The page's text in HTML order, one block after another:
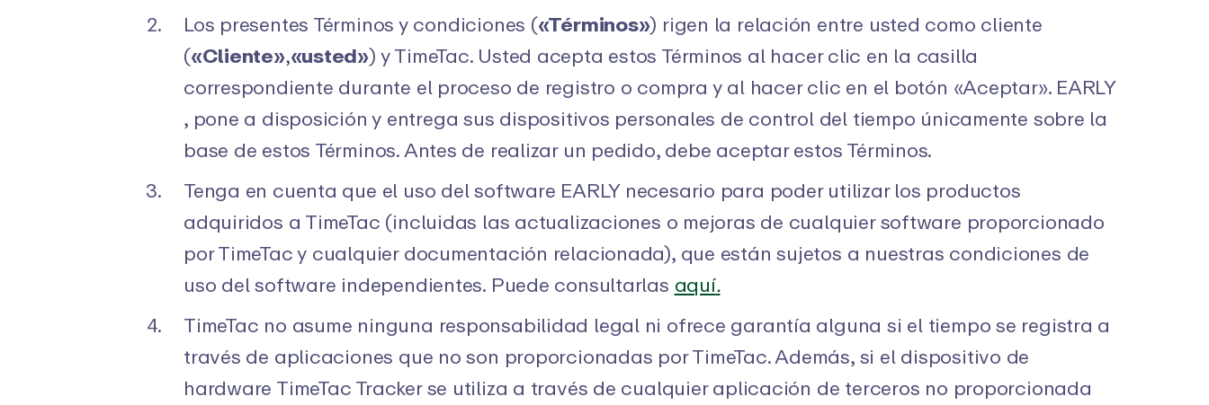
PRODUCTO
Conecta EARLY a tus
herramientas favoritas
Novedades de la aplicación
EARLY
Obtenga ayuda inmediata con
nuestras completas guías
Los presentes Términos y condiciones («Términos») rigen la relación entre usted como cliente
(«Cliente»,«usted») y TimeTac. Usted acepta estos Términos al hacer clic en la casilla
correspondiente durante el proceso de registro o compra y al hacer clic en el botón «Aceptar». EARLY
, pone a disposición y entrega sus dispositivos personales de control del tiempo únicamente sobre la
base de estos Términos. Antes de realizar un pedido, debe aceptar estos Términos.
Tenga en cuenta que el uso del software EARLY necesario para poder utilizar los productos
adquiridos a TimeTac (incluidas las actualizaciones o mejoras de cualquier software proporcionado
por TimeTac y cualquier documentación relacionada), que están sujetos a nuestras condiciones de
uso del software independientes. Puede consultarlas aquí.
TimeTac no asume ninguna responsabilidad legal ni ofrece garantía alguna si el tiempo se registra a
través de aplicaciones que no son proporcionadas por TimeTac. Además, si el dispositivo de
hardware TimeTac Tracker se utiliza a través de cualquier aplicación de terceros no proporcionada